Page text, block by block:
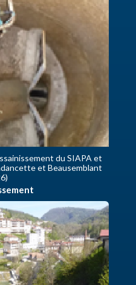
du SIAPA et
et Beausemblant